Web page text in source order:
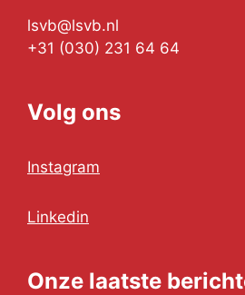
lsvb@lsvb.nl
+31 (030) 231 64 64
Volg ons
Instagram
Linkedin
Onze laatste